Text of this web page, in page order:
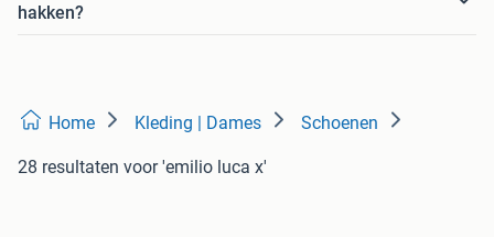
hakken?
Home Kleding | Dames Schoenen
28 resultaten voor 'emilio luca x'